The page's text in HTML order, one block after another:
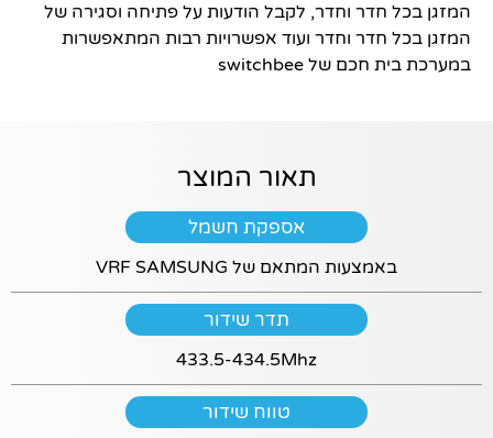
המזגן בכל חדר וחדר, לקבל הודעות על פתיחה וסגירה של
המזגן בכל חדר וחדר ועוד אפשרויות רבות המתאפשרות
במערכת בית חכם של switchbee
תאור המוצר
אספקת חשמל
באמצעות המתאם של VRF SAMSUNG
תדר שידור
433.5-434.5Mhz
טווח שידור
האתר.
ומבנהו,
אופן השימוש
באתר.
חוויית
משתמש
כדי שהאתר
יעבוד בצורה
מיטבית, חלק
מהתוכן